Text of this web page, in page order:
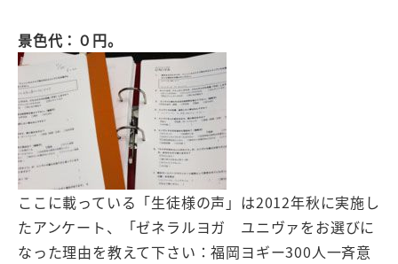
景色代：０円。
ここに載っている「生徒様の声」は2012年秋に実施し
たアンケート、「ゼネラルヨガ ユニヴァをお選びに
なった理由を教えて下さい：福岡ヨギー300人一斉意